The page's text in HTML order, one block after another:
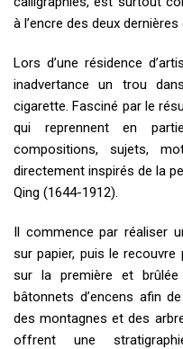
à l’encre des deux dernières
Lors d’une résidence
inadvertance un trou
cigarette. Fasciné par le
qui reprennent en
compositions, sujets,
directement inspirés de la
Qing (1644-1912).
Il commence par réaliser
sur papier, puis le
sur la première et
bâtonnets d’encens afin
des montagnes et des
offrent une